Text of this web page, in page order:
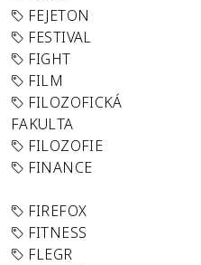
FEJETON
FESTIVAL
FIGHT
FILM
FILOZOFICKÁ
FAKULTA
FILOZOFIE
FINANCE
FIREFOX
FITNESS
FLEGR